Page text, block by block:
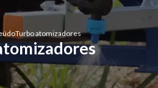
Turbo atomizadores